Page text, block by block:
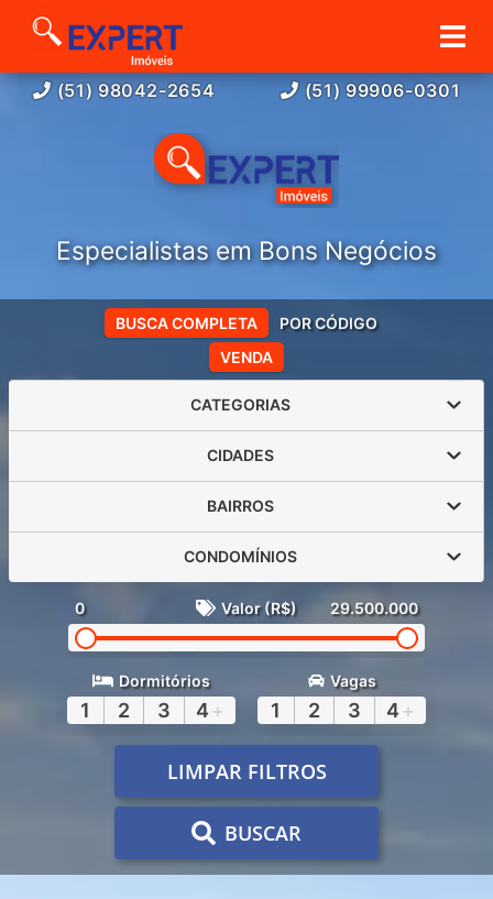
(51) 98042-2654 (51) 99906-0301
Especialistas em Bons Negócios
VENDA
BUSCA COMPLETA POR CÓDIGO
CATEGORIAS
CIDADES
BAIRROS
CONDOMÍNIOS
0 Valor (R$) 29.500.000
Dormitórios
1 2 3 4 +
Vagas
1 2 3 4 +
LIMPAR FILTROS
BUSCAR